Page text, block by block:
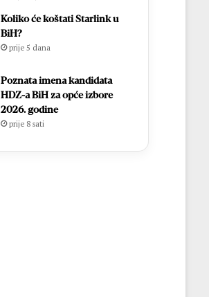
Koliko će koštati Starlink u
BiH?
prije 5 dana
Poznata imena kandidata
HDZ-a BiH za opće izbore
2026. godine
prije 8 sati